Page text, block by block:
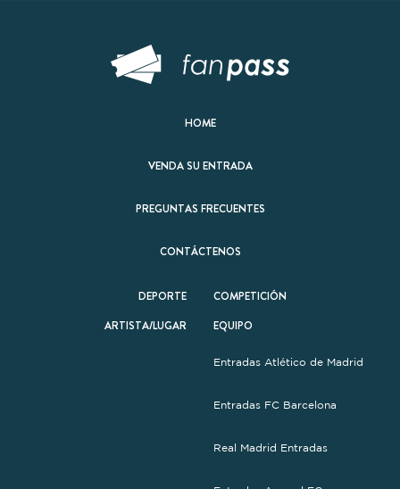
HOME
VENDA SU ENTRADA
PREGUNTAS FRECUENTES
CONTÁCTENOS
DEPORTE
COMPETICIÓN
ARTISTA/LUGAR
EQUIPO
Entradas Atlético de Madrid
Entradas FC Barcelona
Real Madrid Entradas